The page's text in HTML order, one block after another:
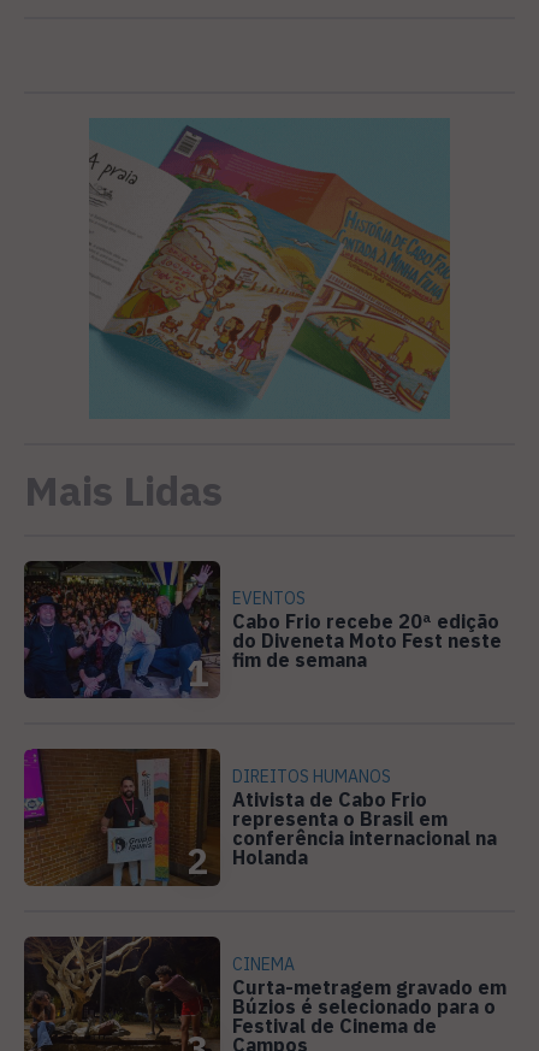
Mais Lidas
1
EVENTOS
Cabo Frio recebe 20ª edição
do Diveneta Moto Fest neste
fim de semana
2
DIREITOS HUMANOS
Ativista de Cabo Frio
representa o Brasil em
conferência internacional na
Holanda
CINEMA
Curta-metragem gravado em
Búzios é selecionado para o
Festival de Cinema de
Campos